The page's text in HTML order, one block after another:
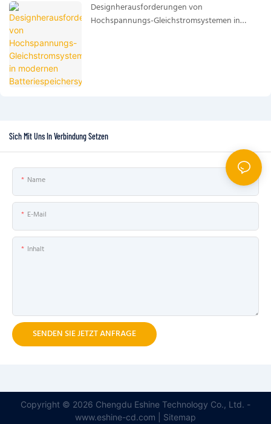
Designherausforderungen von
Hochspannungs-Gleichstromsystemen in
Sich Mit Uns In Verbindung Setzen
Name
E-Mail
Inhalt
SENDEN SIE JETZT ANFRAGE
Copyright © 2026 Chengdu Eshine Technology Co., Ltd. -
www.eshine-cd.com | Sitemap